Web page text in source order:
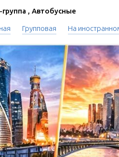
, Автобусные
Групповая На